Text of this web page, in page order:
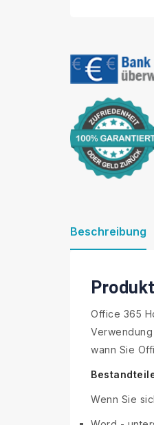
Beschreibung
Office 365
wann Sie
Wenn Sie